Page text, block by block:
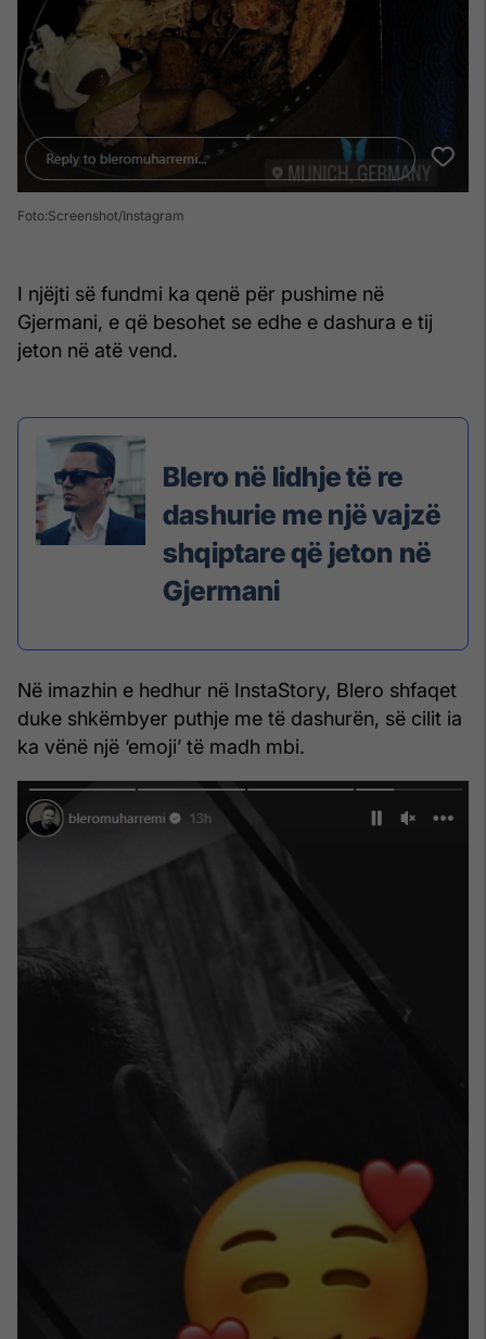
Foto:Screenshot/Instagram
I njëjti së fundmi ka qenë për pushime në
Gjermani, e që besohet se edhe e dashura e tij
jeton në atë vend.
Blero në lidhje të re
dashurie me një vajzë
shqiptare që jeton në
Gjermani
Në imazhin e hedhur në InstaStory, Blero shfaqet
duke shkëmbyer puthje me të dashurën, së cilit ia
ka vënë një ‘emoji’ të madh mbi.